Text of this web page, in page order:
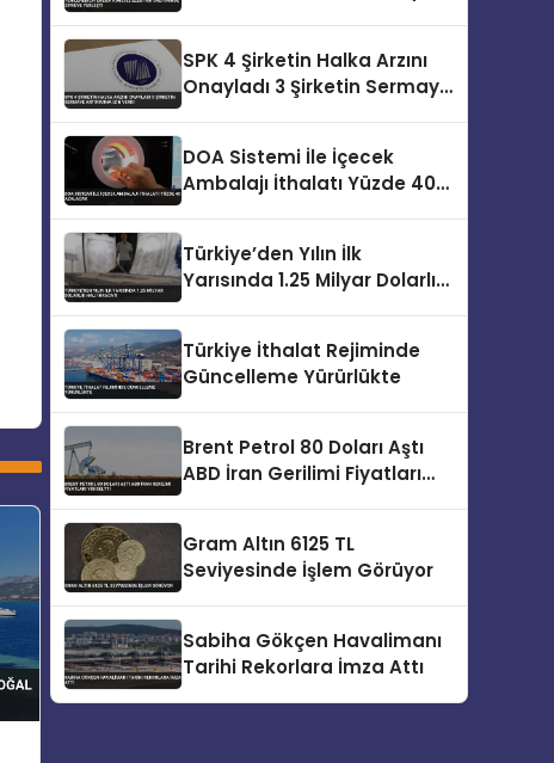
SPK 4 Şirketin Halka Arzını
Onayladı 3 Şirketin Sermaye
DOA Sistemi İle İçecek
Ambalajı İthalatı Yüzde 40
Türkiye’den Yılın İlk
Yarısında 1.25 Milyar Dolarlık
Türkiye İthalat Rejiminde
Güncelleme Yürürlükte
Brent Petrol 80 Doları Aştı
ABD İran Gerilimi Fiyatları
Gram Altın 6125 TL
Seviyesinde İşlem Görüyor
Sabiha Gökçen Havalimanı
Tarihi Rekorlara İmza Attı